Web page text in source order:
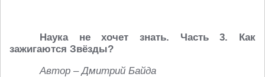
Наука не хочет знать. Часть 3. Как
зажигаются Звёзды?
Автор – Дмитрий Байда